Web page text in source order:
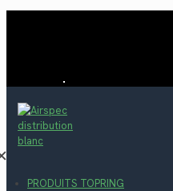
PRODUITS TOPRING